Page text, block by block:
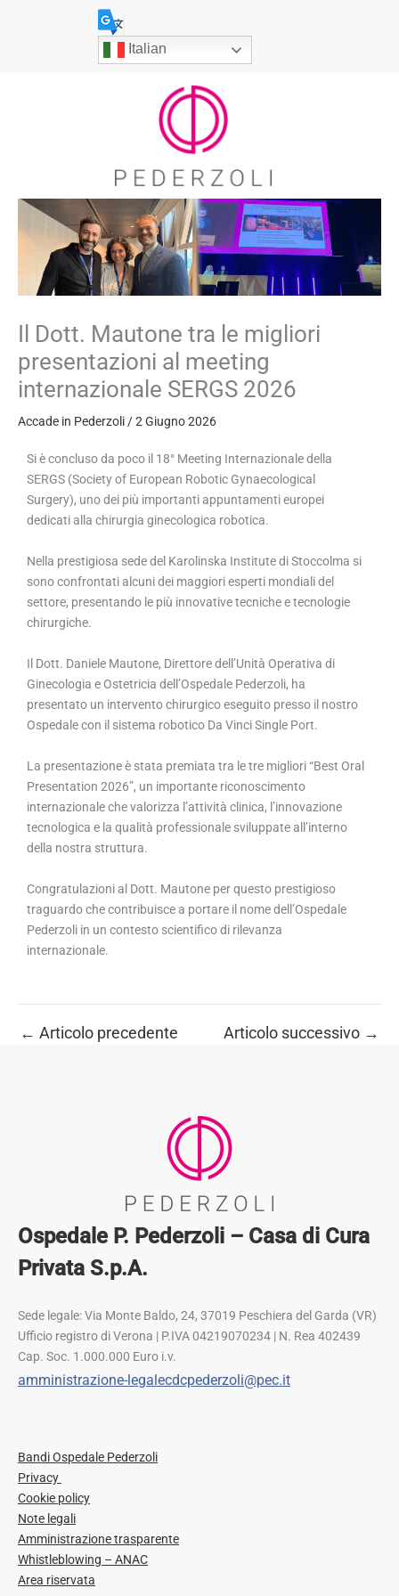
Italian
Il Dott. Mautone tra le migliori
presentazioni al meeting
internazionale SERGS 2026
Accade in Pederzoli/2 Giugno 2026
Si è concluso da poco il 18° Meeting Internazionale della
SERGS (Society of European Robotic Gynaecological
Surgery), uno dei più importanti appuntamenti europei
dedicati alla chirurgia ginecologica robotica.
Nella prestigiosa sede del Karolinska Institute di Stoccolma si
sono confrontati alcuni dei maggiori esperti mondiali del
settore, presentando le più innovative tecniche e tecnologie
chirurgiche.
Il Dott. Daniele Mautone, Direttore dell’Unità Operativa di
Ginecologia e Ostetricia dell’Ospedale Pederzoli, ha
presentato un intervento chirurgico eseguito presso il nostro
Ospedale con il sistema robotico Da Vinci Single Port.
La presentazione è stata premiata tra le tre migliori “Best Oral
Presentation 2026”, un importante riconoscimento
internazionale che valorizza l’attività clinica, l’innovazione
tecnologica e la qualità professionale sviluppate all’interno
della nostra struttura.
Congratulazioni al Dott. Mautone per questo prestigioso
traguardo che contribuisce a portare il nome dell’Ospedale
Pederzoli in un contesto scientifico di rilevanza
internazionale.
← Articolo precedente Articolo successivo →
Ospedale P. Pederzoli – Casa di Cura
Privata S.p.A.
Sede legale: Via Monte Baldo, 24, 37019 Peschiera del Garda (VR)
Ufficio registro di Verona | P.IVA 04219070234 | N. Rea 402439
Cap. Soc. 1.000.000 Euro i.v.
amministrazione-legalecdcpederzoli@pec.it
Bandi Ospedale Pederzoli
Privacy
Cookie policy
Note legali
Amministrazione trasparente
Whistleblowing – ANAC
Area riservata